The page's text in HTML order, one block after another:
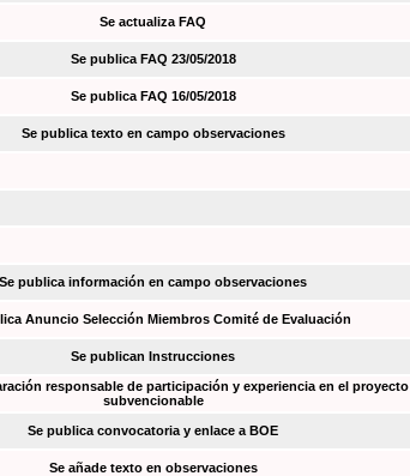
Se actualiza FAQ
Se publica FAQ 23/05/2018
Se publica FAQ 16/05/2018
Se publica texto en campo observaciones
Se publica información en campo observaciones
Anuncio Selección Miembros Comité de Evaluación
Se publican Instrucciones
responsable de participación y experiencia en el proyecto
subvencionable
Se publica convocatoria y enlace a BOE
Se añade texto en observaciones